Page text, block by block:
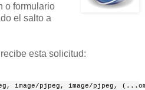
o formulario
el salto a
esta solicitud:
image/pjpeg, image/pjpeg,